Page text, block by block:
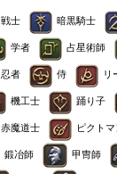
戦士 暗黒騎士
学者 占星術師
忍者 侍 リ
機工士 踊り子
赤魔道士 ピクト
鍛冶師 甲冑師